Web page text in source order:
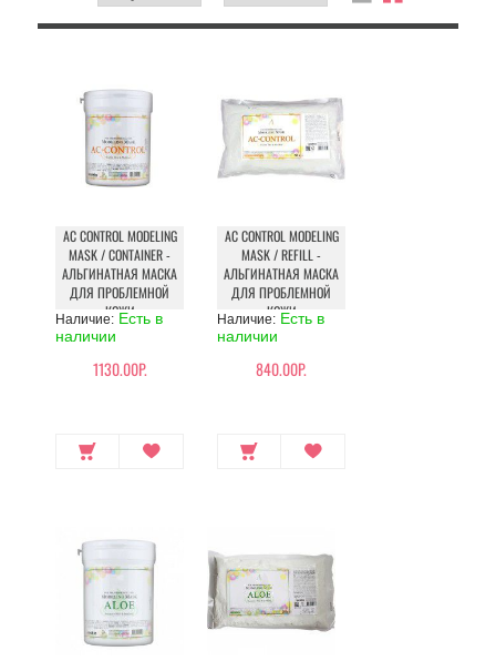
AC CONTROL MODELING
MASK / CONTAINER -
АЛЬГИНАТНАЯ МАСКА
ДЛЯ ПРОБЛЕМНОЙ
КОЖИ
Наличие: Есть в
наличии
1130.00Р.
AC CONTROL MODELING
MASK / REFILL -
АЛЬГИНАТНАЯ МАСКА
ДЛЯ ПРОБЛЕМНОЙ
КОЖИ
Наличие: Есть в
наличии
840.00Р.